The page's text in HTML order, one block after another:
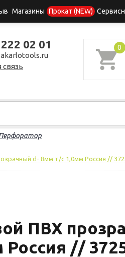
Магазины Прокат (NEW)
222 02 01
связь
0
d- 8мм т/с 1,0мм Россия //
ПВХ
//